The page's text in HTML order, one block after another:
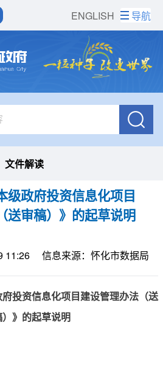
ENGLISH 导航
文件解读
级政府投资信息化项目
送审稿）》的起草说明
11:26 信息来源：怀化市数据局
投资信息化项目建设管理办法（送
）》的起草说明